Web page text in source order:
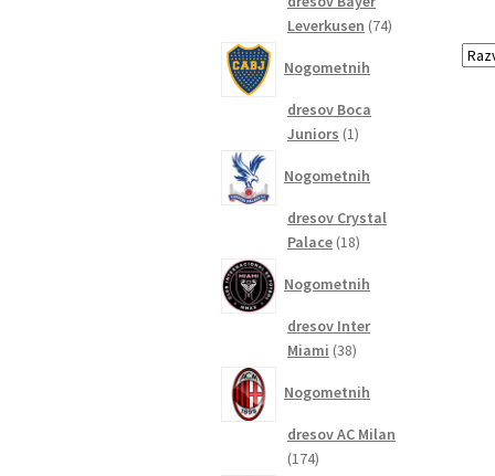
Leverkusen 7474
Nogometnih
dresov Boca
Juniors 11
Nogometnih
dresov Crystal
Palace 1818
Nogometnih
dresov Inter
Miami 3838
Nogometnih
dresov AC Milan
174174